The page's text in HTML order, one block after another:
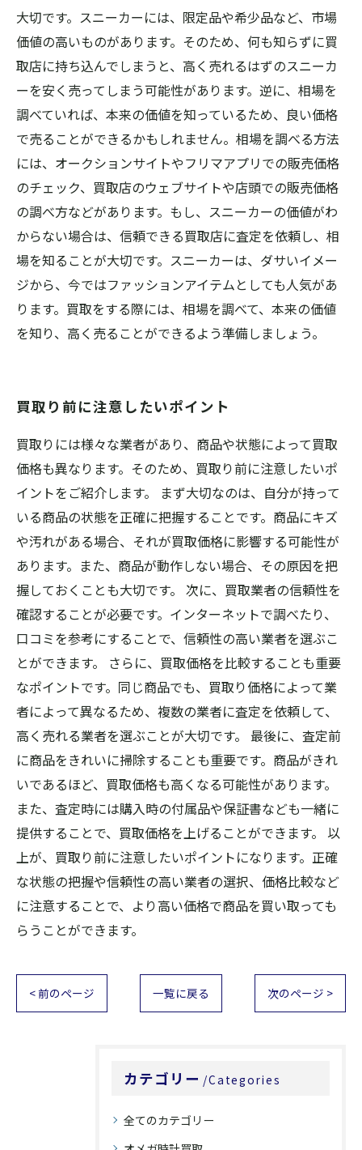
大切です。スニーカーには、限定品や希少品など、市場
価値の高いものがあります。そのため、何も知らずに買
取店に持ち込んでしまうと、高く売れるはずのスニーカ
ーを安く売ってしまう可能性があります。逆に、相場を
調べていれば、本来の価値を知っているため、良い価格
で売ることができるかもしれません。相場を調べる方法
には、オークションサイトやフリマアプリでの販売価格
のチェック、買取店のウェブサイトや店頭での販売価格
の調べ方などがあります。もし、スニーカーの価値がわ
からない場合は、信頼できる買取店に査定を依頼し、相
場を知ることが大切です。スニーカーは、ダサいイメー
ジから、今ではファッションアイテムとしても人気があ
ります。買取をする際には、相場を調べて、本来の価値
を知り、高く売ることができるよう準備しましょう。
買取り前に注意したいポイント
買取りには様々な業者があり、商品や状態によって買取
価格も異なります。そのため、買取り前に注意したいポ
イントをご紹介します。 まず大切なのは、自分が持って
いる商品の状態を正確に把握することです。商品にキズ
や汚れがある場合、それが買取価格に影響する可能性が
あります。また、商品が動作しない場合、その原因を把
握しておくことも大切です。 次に、買取業者の信頼性を
確認することが必要です。インターネットで調べたり、
口コミを参考にすることで、信頼性の高い業者を選ぶこ
とができます。 さらに、買取価格を比較することも重要
なポイントです。同じ商品でも、買取り価格によって業
者によって異なるため、複数の業者に査定を依頼して、
高く売れる業者を選ぶことが大切です。 最後に、査定前
に商品をきれいに掃除することも重要です。商品がきれ
いであるほど、買取価格も高くなる可能性があります。
また、査定時には購入時の付属品や保証書なども一緒に
提供することで、買取価格を上げることができます。 以
上が、買取り前に注意したいポイントになります。正確
な状態の把握や信頼性の高い業者の選択、価格比較など
に注意することで、より高い価格で商品を買い取っても
らうことができます。
< 前のページ 一覧に戻る 次のページ >
カテゴリー Categories
全てのカテゴリー